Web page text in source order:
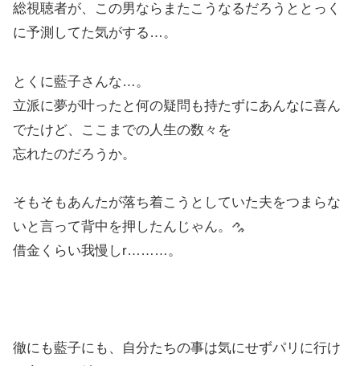
総視聴者が、この男ならまたこうなるだろうととっく
に予測してた気がする…。
とくに藍子さんな…。
立派に夢が叶ったと何の疑問も持たずにあんなに喜ん
でたけど、ここまでの人生の数々を
忘れたのだろうか。
そもそもあんたが落ち着こうとしていた夫をつまらな
いと言って背中を押したんじゃん。
借金くらい我慢しr………。
徹にも藍子にも、自分たちの事は気にせずパリに行け